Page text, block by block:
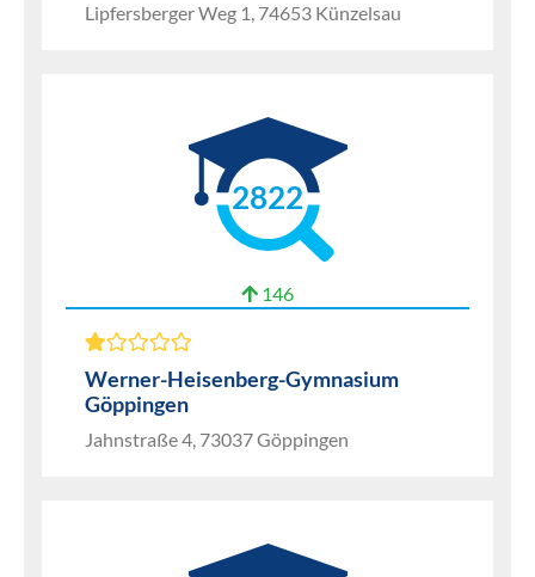
Lipfersberger Weg 1, 74653 Künzelsau
2822
146
Werner-Heisenberg-Gymnasium
Göppingen
Jahnstraße 4, 73037 Göppingen